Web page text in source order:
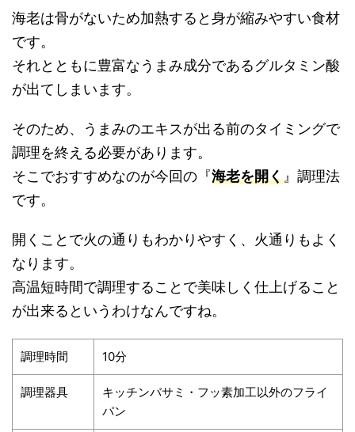
海老は骨がないため加熱すると身が縮みやすい食材
です。
それとともに豊富なうまみ成分であるグルタミン酸
が出てしまいます。
そのため、うまみのエキスが出る前のタイミングで
調理を終える必要があります。
そこでおすすめなのが今回の『海老を開く』調理法
です。
開くことで火の通りもわかりやすく、火通りもよく
なります。
高温短時間で調理することで美味しく仕上げること
が出来るというわけなんですね。
調理時間 10分
調理器具
キッチンバサミ・フッ素加工以外のフライ
パン